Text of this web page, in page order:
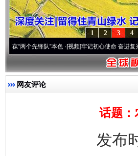
4
3
2
1
个先锋队”本色·[视频]牢记初心使命 奋进复兴征程丨
网友评论
话题：
发布